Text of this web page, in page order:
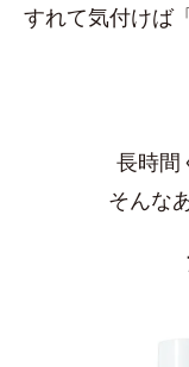
すれて気付けば
長時間
そんな